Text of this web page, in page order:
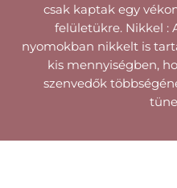
csak kaptak egy
felületükre. Nikkel :
nyomokban nikkelt is
kis mennyiségben,
szenvedők